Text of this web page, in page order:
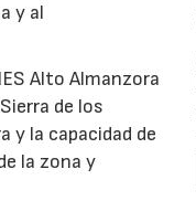
y al
Alto Almanzora
de los
y la capacidad de
la zona y